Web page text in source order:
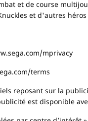
et de course
et d'autres héros
mprivacy
terms
reposant sur la
est disponible